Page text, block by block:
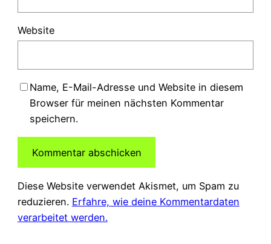
Website
Name, E-Mail-Adresse und Website in diesem
Browser für meinen nächsten Kommentar
speichern.
Diese Website verwendet Akismet, um Spam zu
reduzieren. Erfahre, wie deine Kommentardaten
verarbeitet werden.